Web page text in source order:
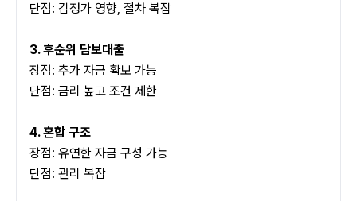
단점: 감정가 영향, 절차 복잡
3. 후순위 담보대출
장점: 추가 자금 확보 가능
단점: 금리 높고 조건 제한
4. 혼합 구조
장점: 유연한 자금 구성 가능
단점: 관리 복잡